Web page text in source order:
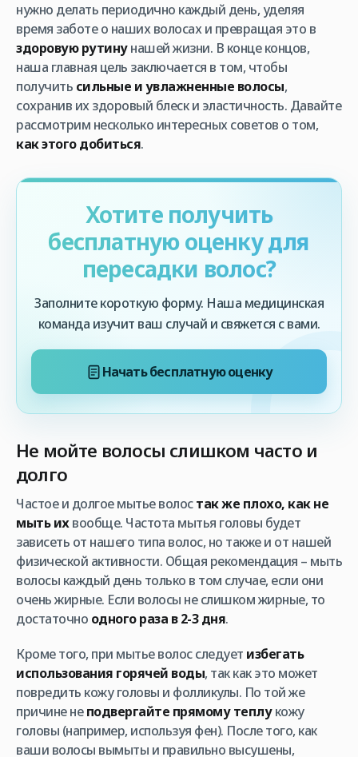
нужно делать периодично каждый день, уделяя
время заботе о наших волосах и превращая это в
здоровую рутинунашей жизни. В конце концов,
наша главная цель заключается в том, чтобы
получить сильные и увлажненные волосы,
сохранив их здоровый блеск и эластичность. Давайте
рассмотрим несколько интересных советов о том,
как этого добиться.
Хотите получить
бесплатную оценку для
пересадки волос?
Заполните короткую форму. Наша медицинская
команда изучит ваш случай и свяжется с вами.
Начать бесплатную оценку
Не мойте волосы слишком часто и
долго
Частое и долгое мытье волостак же плохо, как не
мыть ихвообще. Частота мытья головы будет
зависеть от нашего типа волос, но также и от нашей
физической активности. Общая рекомендация – мыть
волосы каждый день только в том случае, если они
очень жирные. Если волосы не слишком жирные, то
достаточно одного раза в 2-3 дня.
Кроме того, при мытье волос следует избегать
использования горячей воды, так как это может
повредить кожу головы и фолликулы. По той же
причине неподвергайте прямому теплукожу
головы (например, используя фен). После того, как
ваши волосы вымыты и правильно высушены,